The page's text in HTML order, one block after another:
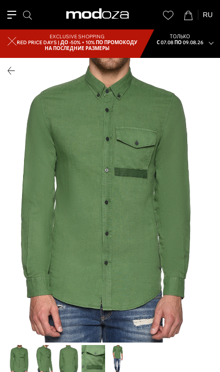
RU
EXCLUSIVE SHOPPING
RED PRICE DAYS |ДО -50% + 10% ПО ПРОМОКОДУ
НА ПОСЛЕДНИЕ РАЗМЕРЫ
ТОЛЬКО
С 07.08 ПО 09.08.26